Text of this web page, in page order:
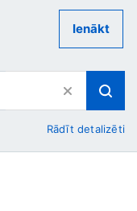
Ienākt
Rādīt detalizēti